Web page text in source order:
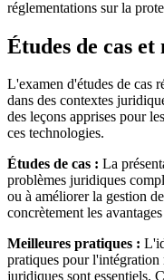
réglementations sur la
Études de cas
L'examen d'études de cas
dans des contextes
des leçons apprises pour
ces technologies.
Études de cas : La
problèmes juridiques
ou à améliorer la gestion
concrètement les
Meilleures pratiques :
pratiques pour l'intégration
juridiques sont essentiels.